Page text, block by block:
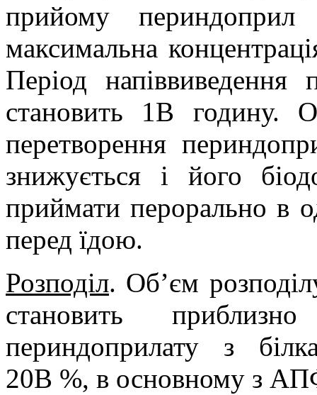
прийому периндоприл
максимальна
Період
становить 1В годину.
перетворення
знижується і його
приймати перорально в
перед їдою.
Розподіл. Об’єм
становить
периндоприлату з
20В %, в основному з